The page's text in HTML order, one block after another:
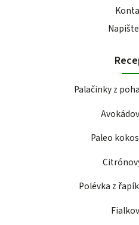
Palačinky z
Paleo
Polévka z